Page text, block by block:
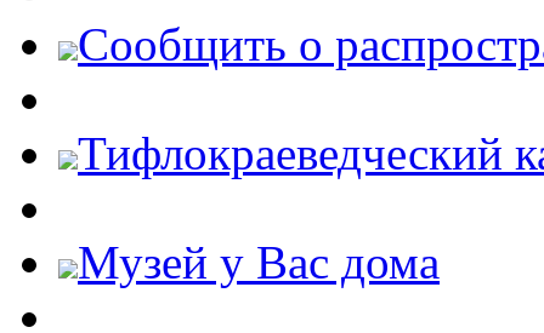
Cообщить о
Тифлокраеведческий
Музей у Вас дома